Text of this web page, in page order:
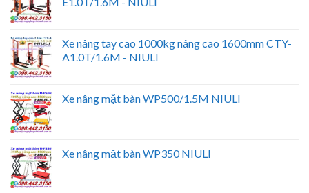
Xe nâng tay cao 1000kg nâng cao 1600mm CTY-
A1.0T/1.6M - NIULI
Xe nâng mặt bàn WP500/1.5M NIULI
Xe nâng mặt bàn WP350 NIULI